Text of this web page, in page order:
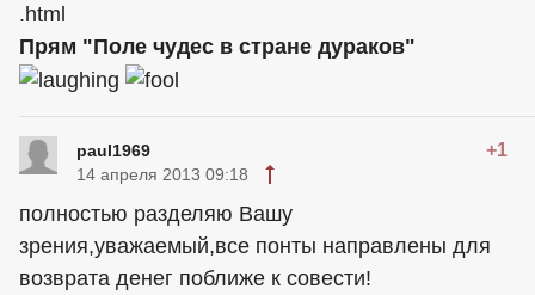
.html
Прям "Поле чудес в стране дураков"
paul1969 +1
14 апреля 2013 09:18
полностью разделяю Вашу
зрения,уважаемый,все понты направлены для
возврата денег поближе к совести!